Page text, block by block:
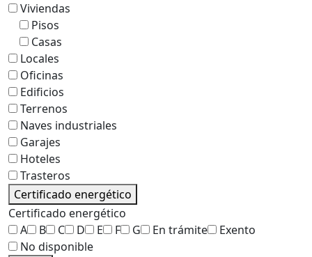
Viviendas
Pisos
Casas
Locales
Oficinas
Edificios
Terrenos
Naves industriales
Garajes
Hoteles
Trasteros
Certificado energético
Certificado energético
A
B C D E F G En trámite
Exento
No disponible